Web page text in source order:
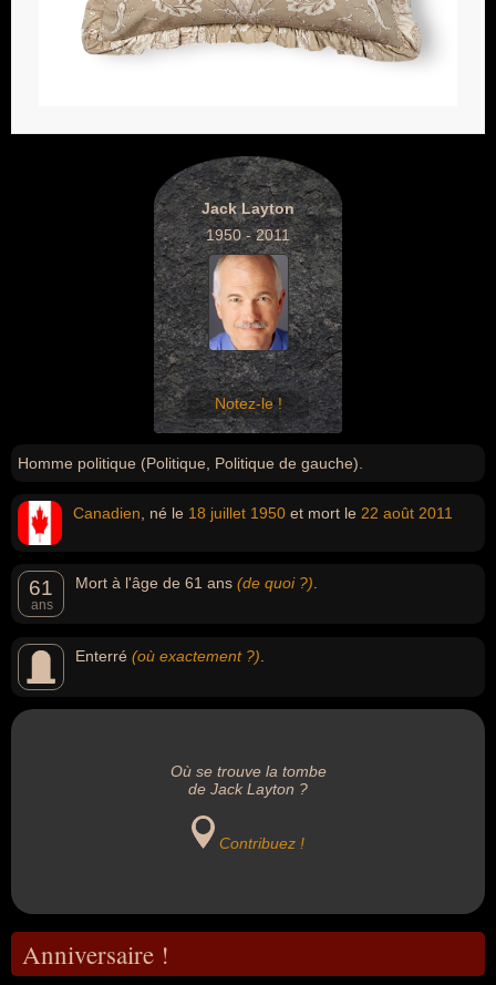
Jack Layton
1950 - 2011
Notez-le !
Homme politique (Politique, Politique de gauche).
Canadien , né le 18 juillet 1950 et mort le 22 août 2011
61
ans
Mort à l'âge de 61 ans (de quoi ?)
Enterré (où exactement ?)
Où se trouve la tombe
de Jack Layton ?
Contribuez !
Anniversaire !